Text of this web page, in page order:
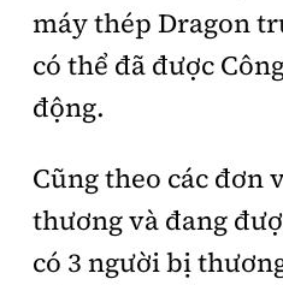
máy thép Dragon
có thể đã được
động.
Cũng theo các đơn
thương và đang
có 3 người bị